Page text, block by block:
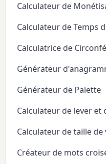
Calculateur de
Calculateur de Temps
Calculatrice de
Générateur
Générateur de Palette
Calculateur de lever et
Calculateur de taille de
Créateur de mots